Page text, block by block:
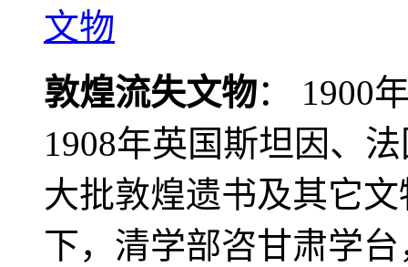
敦煌流失文物： 1900
1908年英国斯坦因、
大批敦煌遗书及其它
下，清学部咨甘肃学